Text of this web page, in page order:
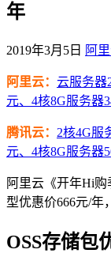
年
2019年3月5日 阿
阿里云： 云服务器
元、4核8G服务器
腾讯云： 2核4G服
元、4核8G服务器
阿里云《开年Hi购
型优惠价666元/年
OSS存储包